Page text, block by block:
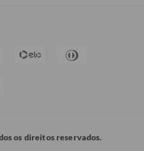
os direitos reservados.